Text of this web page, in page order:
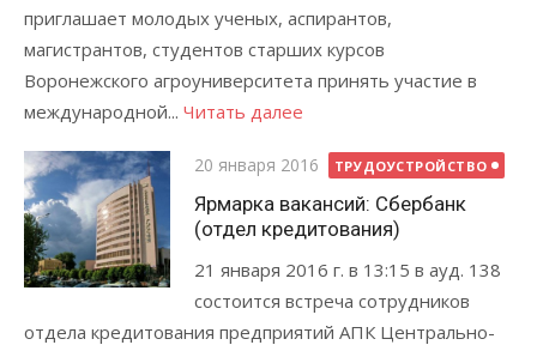
приглашает молодых ученых, аспирантов,
магистрантов, студентов старших курсов
Воронежского агроуниверситета принять участие в
международной... Читать далее
Posted
on
20 января 2016 ТРУДОУСТРОЙСТВО
Ярмарка вакансий: Сбербанк
(отдел кредитования)
21 января 2016 г. в 13:15 в ауд. 138
состоится встреча сотрудников
отдела кредитования предприятий АПК Центрально-